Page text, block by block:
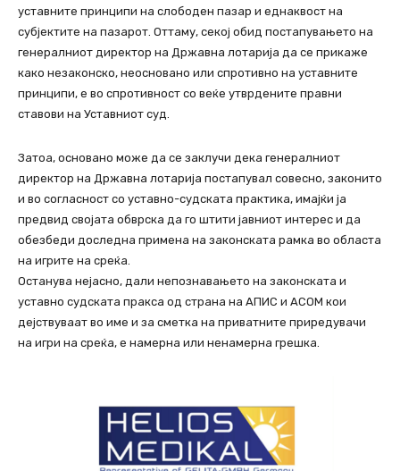
уставните принципи на слободен пазар и еднаквост на
субјектите на пазарот. Оттаму, секој обид постапувањето на
генералниот директор на Државна лотарија да се прикаже
како незаконско, неосновано или спротивно на уставните
принципи, е во спротивност со веќе утврдените правни
ставови на Уставниот суд.
Затоа, основано може да се заклучи дека генералниот
директор на Државна лотарија постапувал совесно, законито
и во согласност со уставно-судската практика, имајќи ја
предвид својата обврска да го штити јавниот интерес и да
обезбеди доследна примена на законската рамка во областа
на игрите на среќа.
Останува нејасно, дали непознавањето на законската и
уставно судската пракса од страна на АПИС и АСОМ кои
дејствуваат во име и за сметка на приватните приредувачи
на игри на среќа, е намерна или ненамерна грешка.